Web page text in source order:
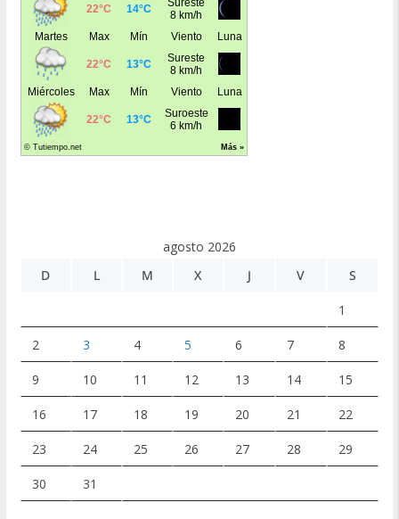
agosto 2026
D
L M X J V S
1
2 3 4 5 6 7 8
9 10 11 12 13 14 15
16 17 18 19 20 21 22
23 24 25 26 27 28 29
30 31